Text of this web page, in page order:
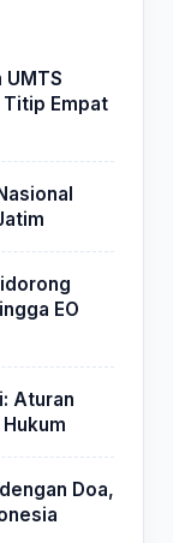
UMTS
Titip Empat
EO
Aturan
Doa,